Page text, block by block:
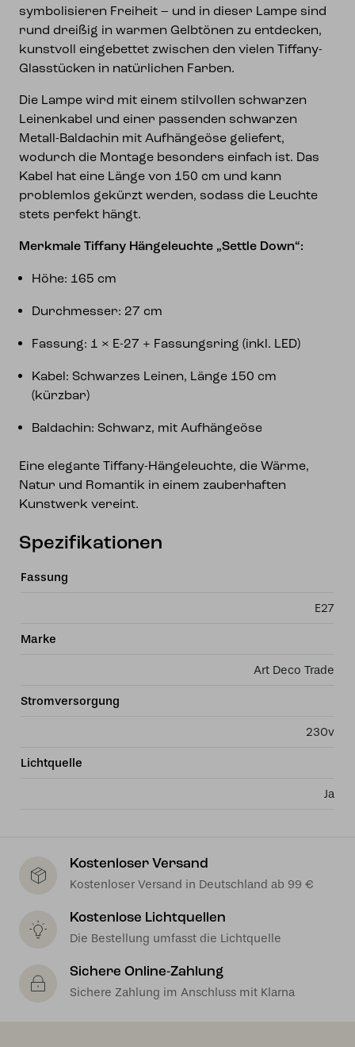
symbolisieren Freiheit – und in dieser Lampe sind
rund dreißig in warmen Gelbtönen zu entdecken,
kunstvoll eingebettet zwischen den vielen Tiffany-
Glasstücken in natürlichen Farben.
Die Lampe wird mit einem stilvollen schwarzen
Leinenkabel und einer passenden schwarzen
Metall-Baldachin mit Aufhängeöse geliefert,
wodurch die Montage besonders einfach ist. Das
Kabel hat eine Länge von 150 cm und kann
problemlos gekürzt werden, sodass die Leuchte
stets perfekt hängt.
Merkmale Tiffany Hängeleuchte „Settle Down“:
Höhe: 165 cm
Durchmesser: 27 cm
Fassung: 1 × E-27 + Fassungsring (inkl. LED)
Kabel: Schwarzes Leinen, Länge 150 cm
(kürzbar)
Baldachin: Schwarz, mit Aufhängeöse
Eine elegante Tiffany-Hängeleuchte, die Wärme,
Natur und Romantik in einem zauberhaften
Kunstwerk vereint.
Spezifikationen
Fassung
E27
Marke
Art Deco Trade
Stromversorgung
230v
Lichtquelle
Ja
Kostenloser Versand
Kostenloser Versand in Deutschland ab 99 €
Kostenlose Lichtquellen
Die Bestellung umfasst die Lichtquelle
Sichere Online-Zahlung
Sichere Zahlung im Anschluss mit Klarna